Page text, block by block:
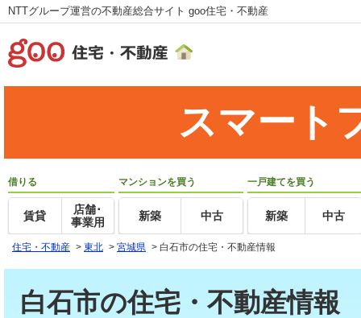
NTTグループ運営の不動産総合サイト goo住宅・不動産
スマート
借りる
賃貸
店舗･
事業用
マンションを買う
新築 中古
一戸建てを買う
新築 中古
住宅・不動産 > 東北 > 宮城県 > 白石市の住宅・不動産情報
白石市の住宅・不動産情報